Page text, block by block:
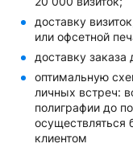
доставку
или офсетной
доставку заказа
оптимальную
личных встреч:
полиграфии до
осуществляться
клиентом